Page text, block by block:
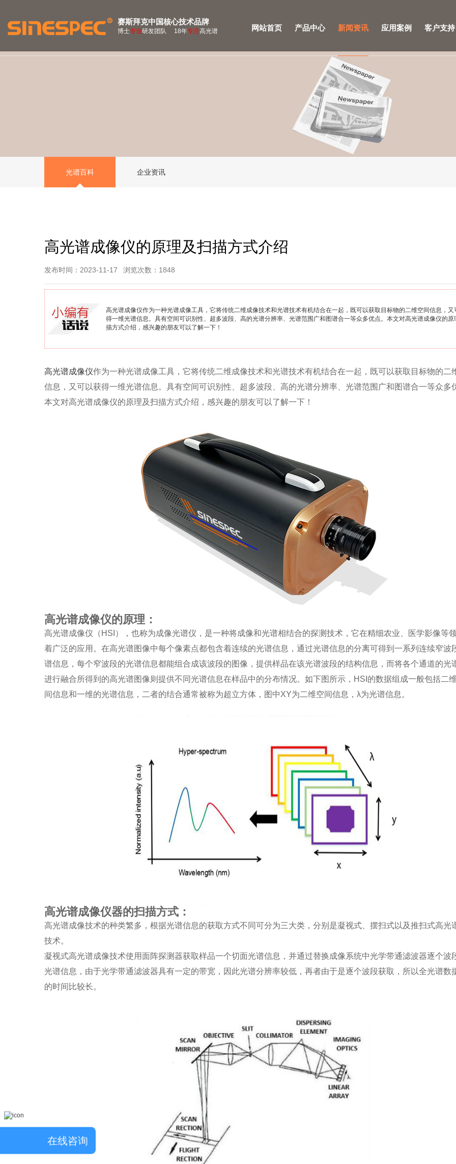
赛斯拜克中国核心技术品牌
博士专业研发团队 18年专注高光谱 网站首页 产品中心 新闻资讯 应用案例 客户支持
光谱百科 企业资讯
高光谱成像仪的原理及扫描方式介绍
发布时间：2023-11-17 浏览次数：1848
高光谱成像仪​作为一种光谱成像工具，它将传统二维成像技术和光谱技术有机结合在一起，既可以获取目标物的二维空间信息，又
得一维光谱信息。具有空间可识别性、超多波段、高的光谱分辨率、光谱范围广和图谱合一等众多优点。本文对高光谱成像仪的原
描方式介绍，感兴趣的朋友可以了解一下！
高光谱成像仪作为一种光谱成像工具，它将传统二维成像技术和光谱技术有机结合在一起，既可以获取目标物的二
信息，又可以获得一维光谱信息。具有空间可识别性、超多波段、高的光谱分辨率、光谱范围广和图谱合一等众多
本文对高光谱成像仪的原理及扫描方式介绍，感兴趣的朋友可以了解一下！
高光谱成像仪的原理：
高光谱成像仪（HSI），也称为成像光谱仪，是一种将成像和光谱相结合的探测技术，它在精细农业、医学影像等
着广泛的应用。在高光谱图像中每个像素点都包含着连续的光谱信息，通过光谱信息的分离可得到一系列连续窄波
谱信息，每个窄波段的光谱信息都能组合成该波段的图像，提供样品在该光谱波段的结构信息，而将各个通道的光
进行融合所得到的高光谱图像则提供不同光谱信息在样品中的分布情况。如下图所示，HSI的数据组成一般包括二
间信息和一维的光谱信息，二者的结合通常被称为超立方体，图中XY为二维空间信息，λ为光谱信息。
高光谱成像仪器的扫描方式：
高光谱成像技术的种类繁多，根据光谱信息的获取方式不同可分为三大类，分别是凝视式、摆扫式以及推扫式高光
技术。
凝视式高光谱成像技术使用面阵探测器获取样品一个切面光谱信息，并通过替换成像系统中光学带通滤波器逐个波
光谱信息，由于光学带通滤波器具有一定的带宽，因此光谱分辨率较低，再者由于是逐个波段获取，所以全光谱数
的时间比较长。
在线咨询